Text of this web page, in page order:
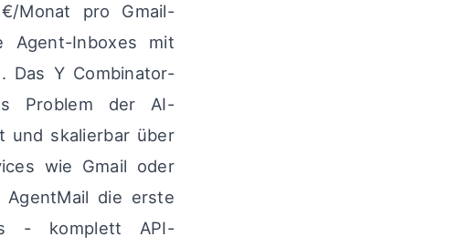
Monat pro Gmail-
Agent-Inboxes mit
Das Y Combinator-
Problem der AI-
und skalierbar über
wie Gmail oder
die erste
- komplett API-